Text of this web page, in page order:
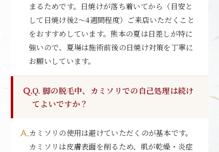
まるためです。日焼けが落ち着いてから（目安と
して日焼け後2〜4週間程度）ご来店いただくこと
をおすすめしています。熊本の夏は日差しが特に
強いので、夏場は施術前後の日焼け対策を丁寧に
お願いしています。
Q. 脚の脱毛中、カミソリでの自己処理は続け
てよいですか？
カミソリの使用は避けていただくのが基本です。
カミソリは皮膚表面を削るため、肌が乾燥・炎症